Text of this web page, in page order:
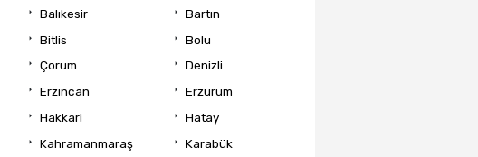
Balıkesir
Bartın
Bitlis
Bolu
Çorum
Denizli
Erzincan
Erzurum
Hakkari
Hatay
Kahramanmaraş
Karabük